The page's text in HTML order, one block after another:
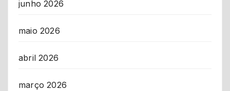
junho 2026
maio 2026
abril 2026
março 2026